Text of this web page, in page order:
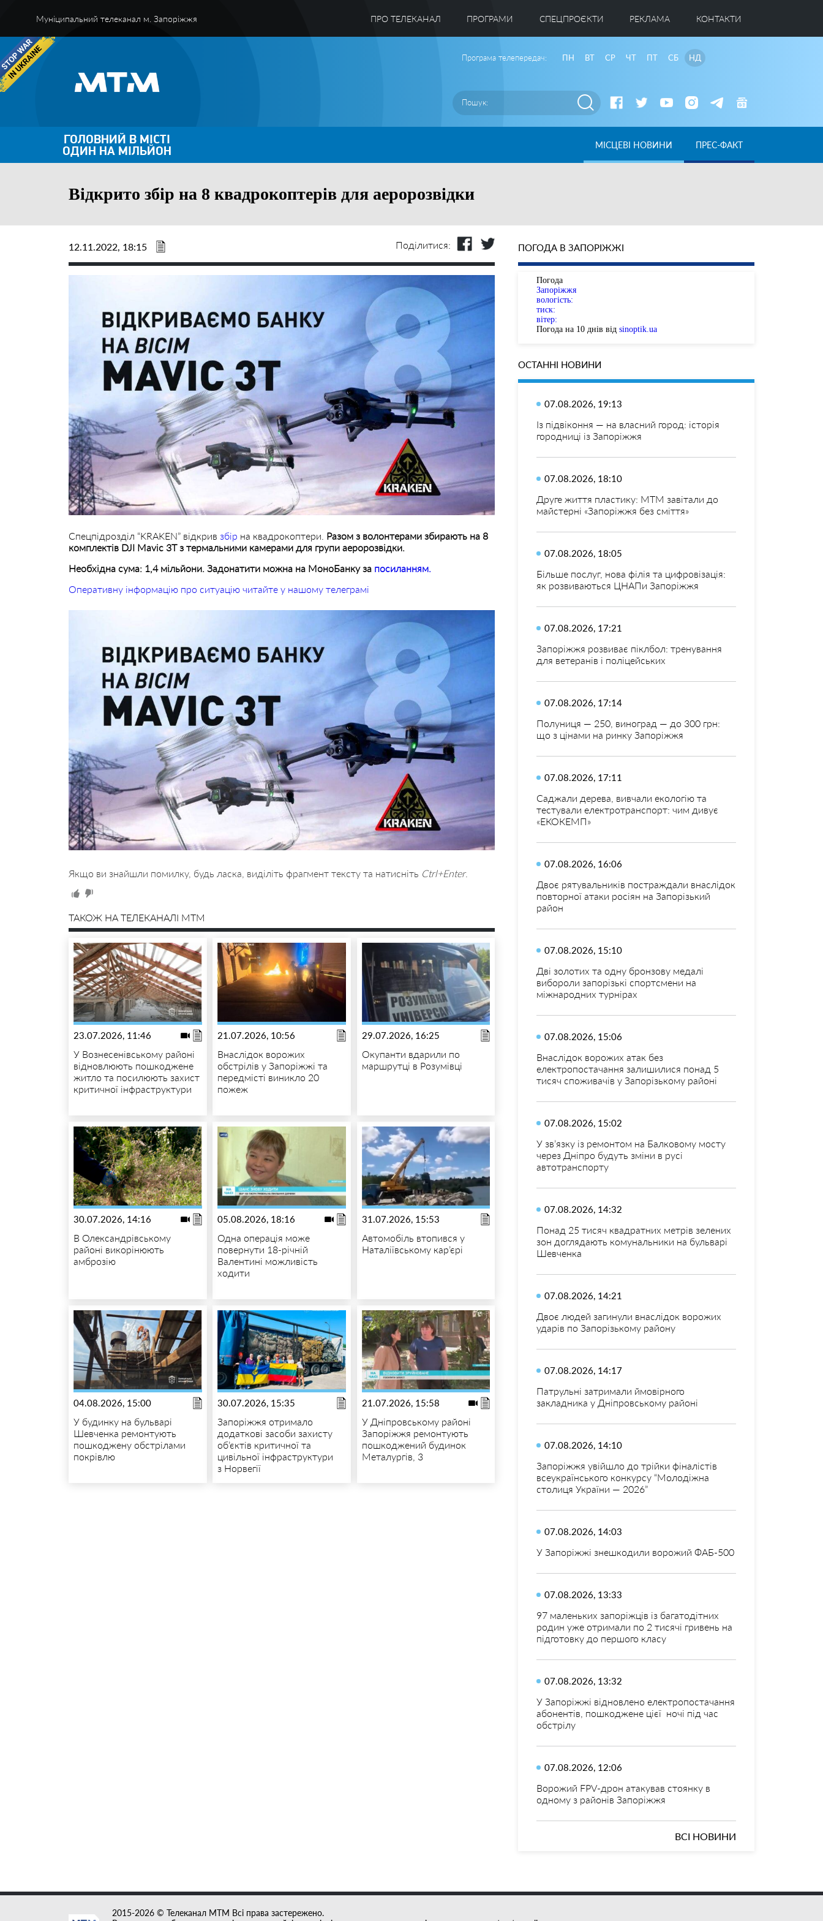
Муніципальний телеканал м. Запоріжжя ПРО ТЕЛЕКАНАЛ ПРОГРАМИ CПЕЦПРОЄКТИ РЕКЛАМА КОНТАКТИ
Програма телепередач: ПН ВТ СР ЧТ ПТ СБ НД
ГОЛОВНИЙ В МІСТІ
ОДИН НА МІЛЬЙОН МІСЦЕВІ НОВИНИ ПРЕС-ФАКТ
Відкрито збір на 8 квадрокоптерів для аеророзвідки
12.11.2022, 18:15 Поділитися:
Спецпідрозділ “KRAKEN” відкрив збір на квадрокоптери. Разом з волонтерами збирають на 8
комплектів DJI Mavic 3T з термальними камерами для групи аеророзвідки.
Необхідна сума: 1,4 мільйони. Задонатити можна на МоноБанку за посиланням.
Оперативну інформацію про ситуацію читайте у нашому телеграмі
Якщо ви знайшли помилку, будь ласка, виділіть фрагмент тексту та натисніть Ctrl+Enter.
ТАКОЖ НА ТЕЛЕКАНАЛІ MTM
23.07.2026, 11:46
У Вознесенівському районі
відновлюють пошкоджене
житло та посилюють захист
критичної інфраструктури
21.07.2026, 10:56
Внаслідок ворожих
обстрілів у Запоріжжі та
передмісті виникло 20
пожеж
29.07.2026, 16:25
Окупанти вдарили по
маршрутці в Розумівці
30.07.2026, 14:16
В Олександрівському
районі викорінюють
амброзію
05.08.2026, 18:16
Одна операція може
повернути 18-річній
Валентині можливість
ходити
31.07.2026, 15:53
Автомобіль втопився у
Наталіївському кар’єрі
04.08.2026, 15:00
У будинку на бульварі
Шевченка ремонтують
пошкоджену обстрілами
покрівлю
30.07.2026, 15:35
Запоріжжя отримало
додаткові засоби захисту
об’єктів критичної та
цивільної інфраструктури
з Норвегії
21.07.2026, 15:58
У Дніпровському районі
Запоріжжя ремонтують
пошкоджений будинок
Металургів, 3
ПОГОДА В ЗАПОРІЖЖІ
Погода
Запоріжжя
вологість:
тиск:
вітер:
Погода на 10 днів від sinoptik.ua
ОСТАННІ НОВИНИ
07.08.2026, 19:13
Із підвіконня — на власний город: історія
городниці із Запоріжжя
07.08.2026, 18:10
Друге життя пластику: МТМ завітали до
майстерні «Запоріжжя без сміття»
07.08.2026, 18:05
Більше послуг, нова філія та цифровізація:
як розвиваються ЦНАПи Запоріжжя
07.08.2026, 17:21
Запоріжжя розвиває піклбол: тренування
для ветеранів і поліцейських
07.08.2026, 17:14
Полуниця — 250, виноград — до 300 грн:
що з цінами на ринку Запоріжжя
07.08.2026, 17:11
Саджали дерева, вивчали екологію та
тестували електротранспорт: чим дивує
«ЕКОКЕМП»
07.08.2026, 16:06
Двоє рятувальників постраждали внаслідок
повторної атаки росіян на Запорізький
район
07.08.2026, 15:10
Дві золотих та одну бронзову медалі
вибороли запорізькі спортсмени на
міжнародних турнірах
07.08.2026, 15:06
Внаслідок ворожих атак без
електропостачання залишилися понад 5
тисяч споживачів у Запорізькому районі
07.08.2026, 15:02
У зв’язку із ремонтом на Балковому мосту
через Дніпро будуть зміни в русі
автотранспорту
07.08.2026, 14:32
Понад 25 тисяч квадратних метрів зелених
зон доглядають комунальники на бульварі
Шевченка
07.08.2026, 14:21
Двоє людей загинули внаслідок ворожих
ударів по Запорізькому району
07.08.2026, 14:17
Патрульні затримали ймовірного
закладника у Дніпровському районі
07.08.2026, 14:10
Запоріжжя увійшло до трійки фіналістів
всеукраїнського конкурсу “Молодіжна
столиця України — 2026”
07.08.2026, 14:03
У Запоріжжі знешкодили ворожий ФАБ-500
07.08.2026, 13:33
97 маленьких запоріжців із багатодітних
родин уже отримали по 2 тисячі гривень на
підготовку до першого класу
07.08.2026, 13:32
У Запоріжжі відновлено електропостачання
абонентів, пошкоджене цієї ночі під час
обстрілу
07.08.2026, 12:06
Ворожий FPV-дрон атакував стоянку в
одному з районів Запоріжжя
ВСІ НОВИНИ
2015-2026 © Телеканал MTM Всі права застережено.